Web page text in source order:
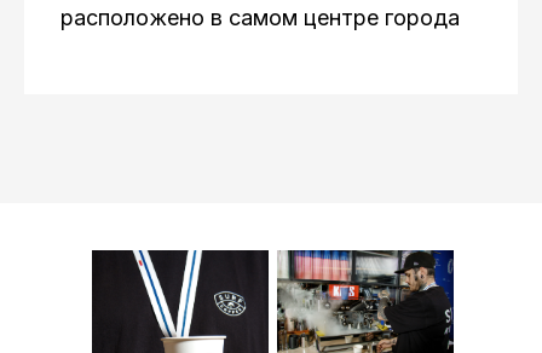
расположено в самом центре города